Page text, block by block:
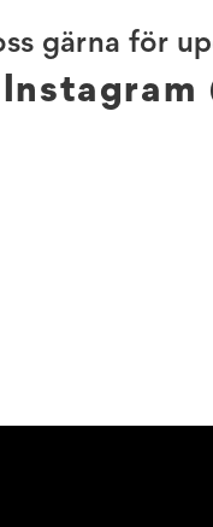
gärna för
Instagram